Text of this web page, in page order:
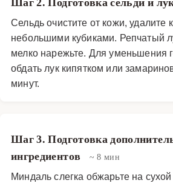
холодильнике не менее 2–3 часов,
пропитались и вкусы
под шубой с малиной и миндалем
свежими ягодами малины,
эстетичным видом.
Закуски и салаты
Сельдь очистите от кожи, удалите
небольшими кубиками. Репчатый
мелко нарежьте. Для уменьшения
обдать лук кипятком или
минут.
Шаг 3. Подготовка
ингредиентов
~ 8 мин
Миндаль слегка обжарьте на